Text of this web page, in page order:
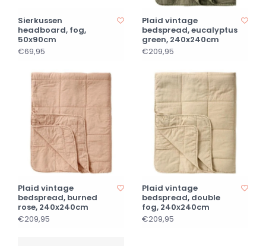
Sierkussen
headboard, fog,
50x90cm
€69,95
Plaid vintage
bedspread, eucalyptus
green, 240x240cm
€209,95
Plaid vintage
bedspread, burned
rose, 240x240cm
€209,95
Plaid vintage
bedspread, double
fog, 240x240cm
€209,95